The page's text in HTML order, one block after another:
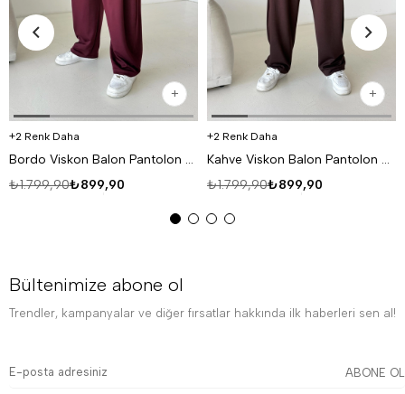
2 Renk Daha
Bordo Viskon Balon Pantolon PNC 4063
₺899,90
₺1.799,90
2 Renk Daha
Kahve Viskon Balon Pantolon PNC 4063
₺899,90
₺1.799,90
Bültenimize abone ol
Trendler, kampanyalar ve diğer fırsatlar hakkında ilk haberleri sen al!
ABONE OL